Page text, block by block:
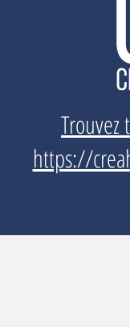
Trouvez
https://